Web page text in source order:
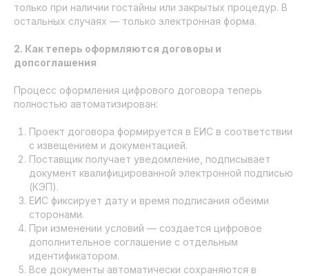
только при наличии гостайны или закрытых процедур. В
остальных случаях — только электронная форма.
2. Как теперь оформляются договоры и
допсоглашения
Процесс оформления цифрового договора теперь
полностью автоматизирован:
Проект договора формируется в ЕИС в соответствии
с извещением и документацией.
Поставщик получает уведомление, подписывает
документ квалифицированной электронной подписью
(КЭП).
ЕИС фиксирует дату и время подписания обеими
сторонами.
При изменении условий — создается цифровое
дополнительное соглашение с отдельным
идентификатором.
Все документы автоматически сохраняются в